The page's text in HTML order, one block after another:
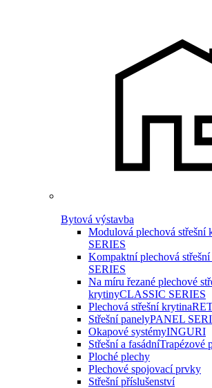
Bytová výstavba
Modulová plechová střešní
SERIES
Kompaktní plechová
SERIES
Na míru řezané plechové
krytinyCLASSIC SERIES
Plechová střešní krytina
Střešní panelyPANEL
Okapové systémyINGURI
Střešní a fasádníTrapézové
Ploché plechy
Plechové spojovací prvky
Střešní příslušenství